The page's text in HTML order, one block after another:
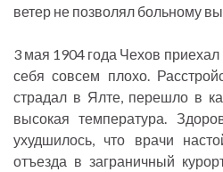
ветер не позволял больному
3 мая 1904 года Чехов
себя совсем плохо.
страдал в Ялте, перешло в
высокая температура.
ухудшилось, что врачи
отъезда в заграничный